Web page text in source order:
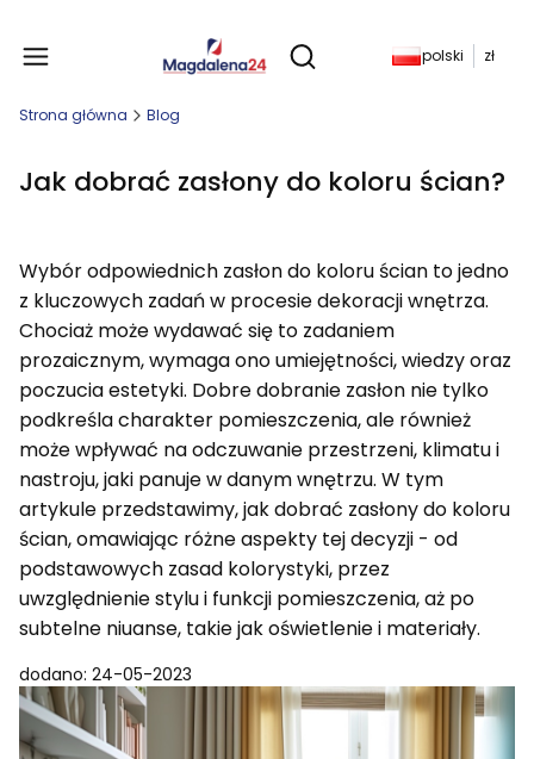
Otwórz wyszukiwarkę
Produkty w
polski zł
Strona główna Blog
Jak dobrać zasłony do koloru ścian?
Wybór odpowiednich zasłon do koloru ścian to jedno
z kluczowych zadań w procesie dekoracji wnętrza.
Chociaż może wydawać się to zadaniem
prozaicznym, wymaga ono umiejętności, wiedzy oraz
poczucia estetyki. Dobre dobranie zasłon nie tylko
podkreśla charakter pomieszczenia, ale również
może wpływać na odczuwanie przestrzeni, klimatu i
nastroju, jaki panuje w danym wnętrzu. W tym
artykule przedstawimy, jak dobrać zasłony do koloru
ścian, omawiając różne aspekty tej decyzji - od
podstawowych zasad kolorystyki, przez
uwzględnienie stylu i funkcji pomieszczenia, aż po
subtelne niuanse, takie jak oświetlenie i materiały.
dodano: 24-05-2023